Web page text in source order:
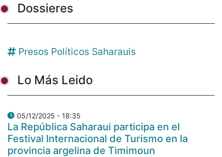
Dossieres
Presos Políticos Saharauis
Lo Más Leido
05/12/2025 - 18:35
La República Saharaui participa en el
Festival Internacional de Turismo en la
provincia argelina de Timimoun